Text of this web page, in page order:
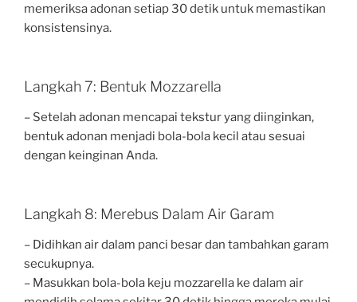
memeriksa adonan setiap 30 detik untuk memastikan
konsistensinya.
Langkah 7: Bentuk Mozzarella
– Setelah adonan mencapai tekstur yang diinginkan,
bentuk adonan menjadi bola-bola kecil atau sesuai
dengan keinginan Anda.
Langkah 8: Merebus Dalam Air Garam
– Didihkan air dalam panci besar dan tambahkan garam
secukupnya.
– Masukkan bola-bola keju mozzarella ke dalam air